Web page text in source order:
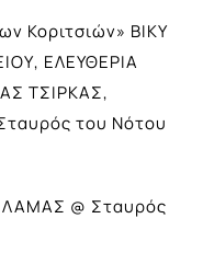
Κοριτσιών» ΒΙΚΥ
ΕΛΕΥΘΕΡΙΑ
ΤΣΙΡΚΑΣ,
του Νότου
@ Σταυρός